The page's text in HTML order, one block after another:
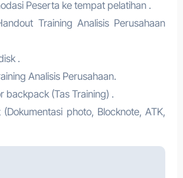
Peserta ke tempat pelatihan .
Training Analisis Perusahaan
.
Analisis Perusahaan.
backpack (Tas Training) .
(Dokumentasi photo, Blocknote, ATK,